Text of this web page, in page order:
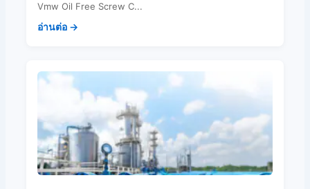
Vmw Oil Free Screw C...
อ่านต่อ →